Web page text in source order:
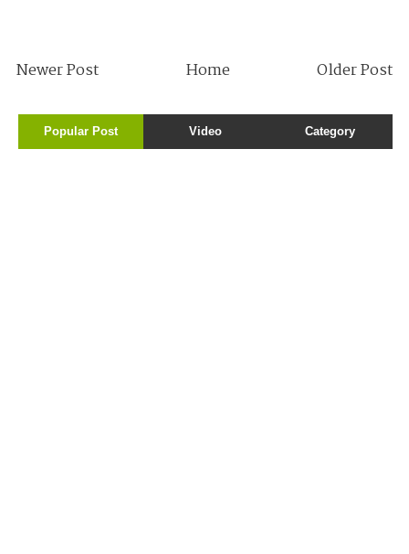
Newer Post Older Post
Home
Popular Post Video Category